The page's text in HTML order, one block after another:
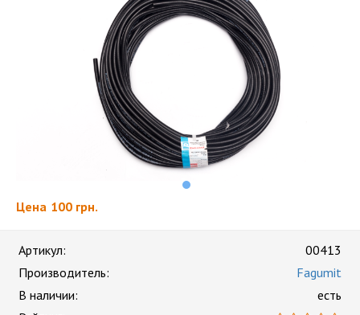
Цена 100 грн.
Артикул:
00413
Производитель:
Fagumit
В наличии:
есть